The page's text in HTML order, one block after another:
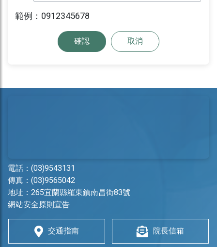
範例：0912345678
確認 取消
電話： (03)9543131
傳真：(03)9565042
地址： 265宜蘭縣羅東鎮南昌街83號
網站安全原則宣告
交通指南 院長信箱